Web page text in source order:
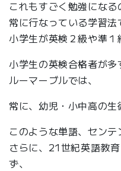
これもすごく勉強にな
常に行なっている学習法
小学生が英検２級や準１
小学生の英検合格者が
ルーマーブルでは、
常に、幼児・小中高の生
このような単語、センテ
さらに、21世紀英語教
ず、